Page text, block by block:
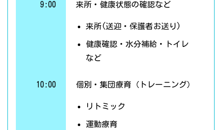
9:00 来所・健康状態の確認など
来所(送迎・保護者お送り)
健康確認・水分補給・トイレ
など
10:00 個別・集団療育（トレーニング）
リトミック
運動療育